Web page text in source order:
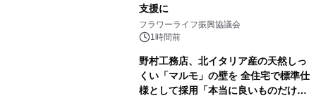
支援に
フラワーライフ振興協議会
1時間前
野村工務店、北イタリア産の天然しっ
くい「マルモ」の壁を 全住宅で標準仕
様として採用「本当に良いものだけに